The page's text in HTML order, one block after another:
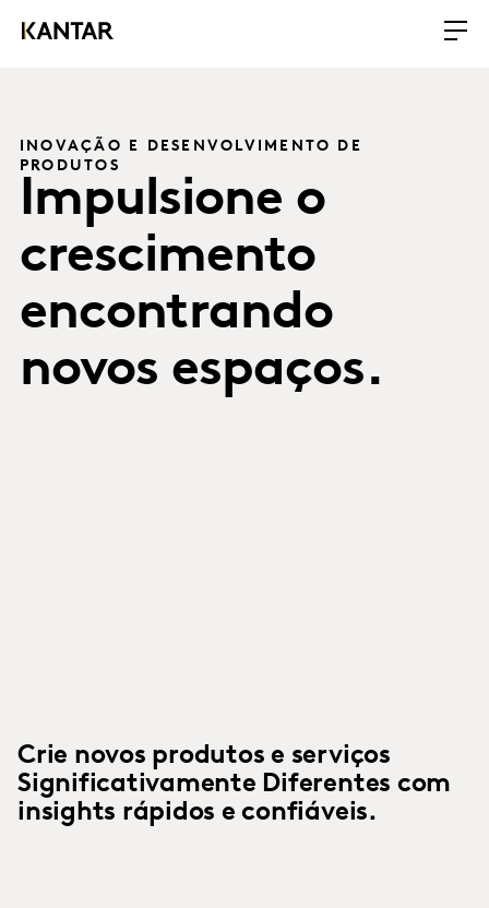
INOVAÇÃO E DESENVOLVIMENTO DE
PRODUTOS
Impulsione o
crescimento
encontrando
novos espaços.
Crie novos produtos e serviços
Significativamente Diferentes com
insights rápidos e confiáveis.